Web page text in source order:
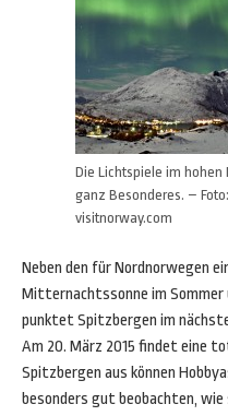
Die Lichtspiele im hohen
ganz Besonderes. –
visitnorway.com
Neben den für Nordnorwegen
Mitternachtssonne im Sommer
punktet Spitzbergen im
Am 20. März 2015 findet eine
Spitzbergen aus können
besonders gut beobachten, wie